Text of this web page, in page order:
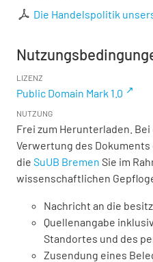
Die Handelspolitik
LIZENZ
Public Domain Mark 1.0
NUTZUNG
Frei zum Herunterladen.
Verwertung des
die SuUB Bremen Sie im
wissenschaftlichen
Nachricht an die
Quellenangabe
Standortes und des
Zusendung eines